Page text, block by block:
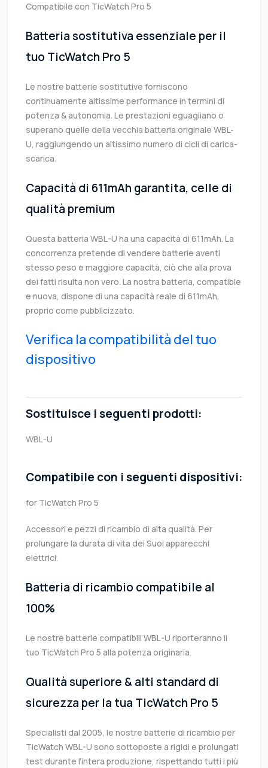
Compatibile con TicWatch Pro 5
Batteria sostitutiva essenziale per il
tuo TicWatch Pro 5
Le nostre batterie sostitutive forniscono
continuamente altissime performance in termini di
potenza & autonomia. Le prestazioni eguagliano o
superano quelle della vecchia batteria originale WBL-
U, raggiungendo un altissimo numero di cicli di carica-
scarica.
Capacità di 611mAh garantita, celle di
qualità premium
Questa batteria WBL-U ha una capacità di 611mAh. La
concorrenza pretende di vendere batterie aventi
stesso peso e maggiore capacità, ciò che alla prova
dei fatti risulta non vero. La nostra batteria, compatible
e nuova, dispone di una capacità reale di 611mAh,
proprio come pubblicizzato.
Verifica la compatibilità del tuo
dispositivo
Sostituisce i seguenti prodotti:
WBL-U
Compatibile con i seguenti dispositivi:
for TicWatch Pro 5
Accessori e pezzi di ricambio di alta qualità. Per
prolungare la durata di vita dei Suoi apparecchi
elettrici.
Batteria di ricambio compatibile al
100%
Le nostre batterie compatibili WBL-U riporteranno il
tuo TicWatch Pro 5 alla potenza originaria.
Qualità superiore & alti standard di
sicurezza per la tua TicWatch Pro 5
Specialisti dal 2005, le nostre batterie di ricambio per
TicWatch WBL-U sono sottoposte a rigidi e prolungati
test durante l’intera produzione, rispettando tutti i più